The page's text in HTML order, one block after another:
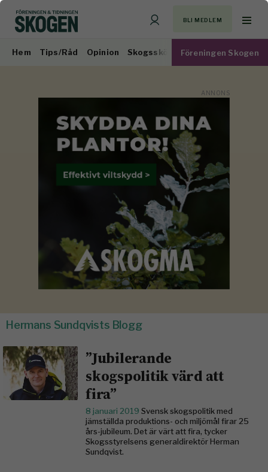
BLI MEDLEM
Hem Tips/Råd Opinion Skogsskötsel Virkesmarknad
Föreningen Skogen
Hermans Sundqvists Blogg
”Jubilerande
skogspolitik värd att
fira”
8 januari 2019 Svensk skogspolitik med
jämställda produktions- och miljömål firar 25
års-jubileum. Det är värt att fira, tycker
Skogsstyrelsens generaldirektör Herman
Sundqvist.